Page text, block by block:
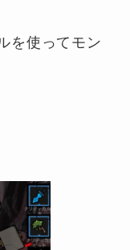
を使ってモン